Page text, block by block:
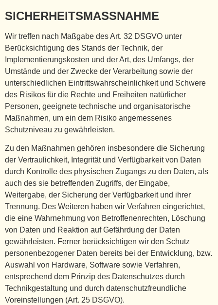
SICHERHEITSMASSNAHME
Wir treffen nach Maßgabe des Art. 32 DSGVO unter
Berücksichtigung des Stands der Technik, der
Implementierungskosten und der Art, des Umfangs, der
Umstände und der Zwecke der Verarbeitung sowie der
unterschiedlichen Eintrittswahrscheinlichkeit und Schwere
des Risikos für die Rechte und Freiheiten natürlicher
Personen, geeignete technische und organisatorische
Maßnahmen, um ein dem Risiko angemessenes
Schutzniveau zu gewährleisten.
Zu den Maßnahmen gehören insbesondere die Sicherung
der Vertraulichkeit, Integrität und Verfügbarkeit von Daten
durch Kontrolle des physischen Zugangs zu den Daten, als
auch des sie betreffenden Zugriffs, der Eingabe,
Weitergabe, der Sicherung der Verfügbarkeit und ihrer
Trennung. Des Weiteren haben wir Verfahren eingerichtet,
die eine Wahrnehmung von Betroffenenrechten, Löschung
von Daten und Reaktion auf Gefährdung der Daten
gewährleisten. Ferner berücksichtigen wir den Schutz
personenbezogener Daten bereits bei der Entwicklung, bzw.
Auswahl von Hardware, Software sowie Verfahren,
entsprechend dem Prinzip des Datenschutzes durch
Technikgestaltung und durch datenschutzfreundliche
Voreinstellungen (Art. 25 DSGVO).